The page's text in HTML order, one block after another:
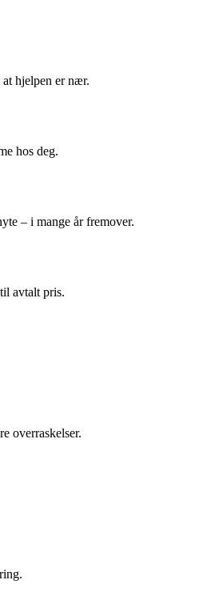
hjelpen er nær.
hos deg.
– i mange år fremover.
avtalt pris.
overraskelser.